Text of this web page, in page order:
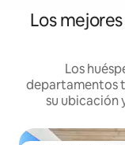
Los
Los
departamentos
su ubicación